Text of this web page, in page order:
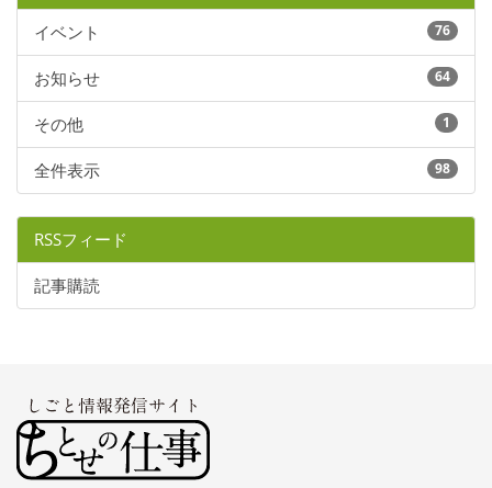
イベント 76
お知らせ 64
その他 1
全件表示 98
RSSフィード
記事購読